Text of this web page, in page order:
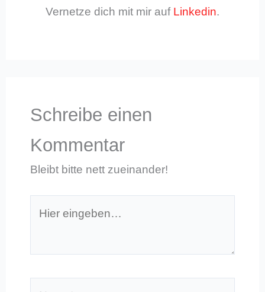
Vernetze dich mit mir auf Linkedin.
Schreibe einen
Kommentar
Bleibt bitte nett zueinander!
eingeben…